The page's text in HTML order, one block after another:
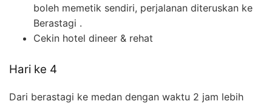
boleh memetik sendiri, perjalanan diteruskan ke
Berastagi .
Cekin hotel dineer & rehat
Hari ke 4
Dari berastagi ke medan dengan waktu 2 jam lebih